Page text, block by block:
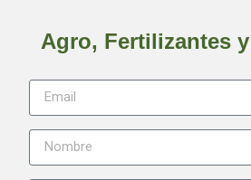
Agro, Fertilizantes